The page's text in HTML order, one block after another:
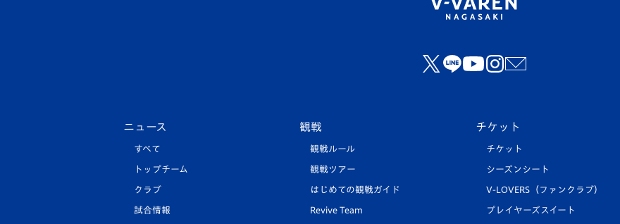
ニュース
すべて
トップチーム
クラブ
試合情報
観戦
観戦ルール
観戦ツアー
はじめての観戦ガイド
Revive Team
チケット
チケット
シーズンシート
V-LOVERS（ファンクラブ）
プレイヤーズスイート